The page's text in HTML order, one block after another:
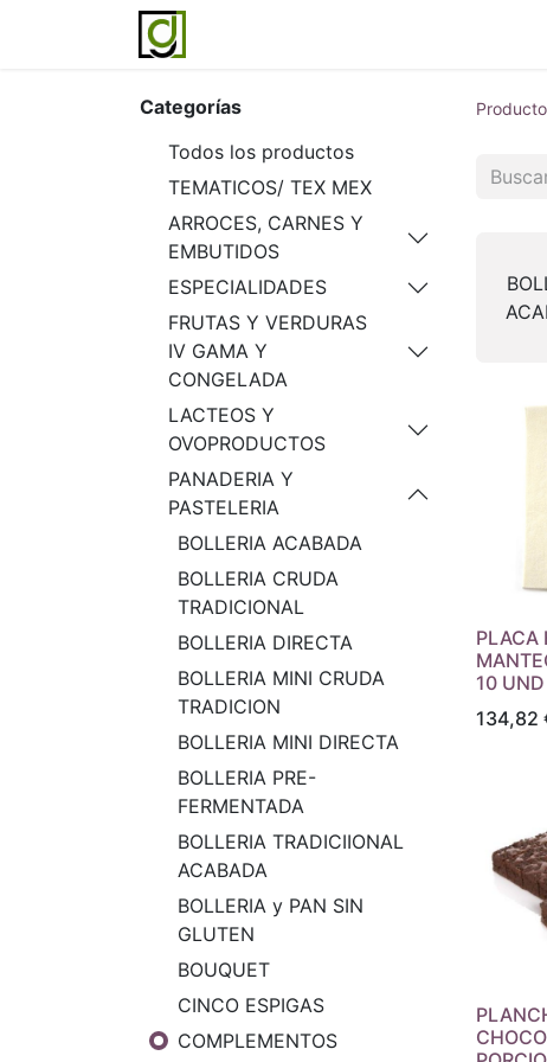
Categorías
Todos los productos
TEMATICOS/ TEX MEX
ARROCES, CARNES Y
EMBUTIDOS
ESPECIALIDADES
FRUTAS Y VERDURAS
IV GAMA Y
CONGELADA
LACTEOS Y
OVOPRODUCTOS
PANADERIA Y
PASTELERIA
BOLLERIA ACABADA
BOLLERIA CRUDA
TRADICIONAL
BOLLERIA DIRECTA
BOLLERIA MINI CRUDA
TRADICION
BOLLERIA MINI DIRECTA
BOLLERIA PRE-
FERMENTADA
BOLLERIA TRADICIIONAL
ACABADA
BOLLERIA y PAN SIN
GLUTEN
BOUQUET
CINCO ESPIGAS
COMPLEMENTOS
PLACA
10 UND
134,82